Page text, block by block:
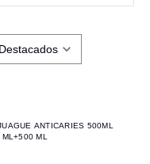
ANTICARIES 500ML
ML